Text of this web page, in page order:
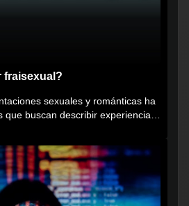
fraisexual?
sexuales y románticas ha
buscan describir experiencias